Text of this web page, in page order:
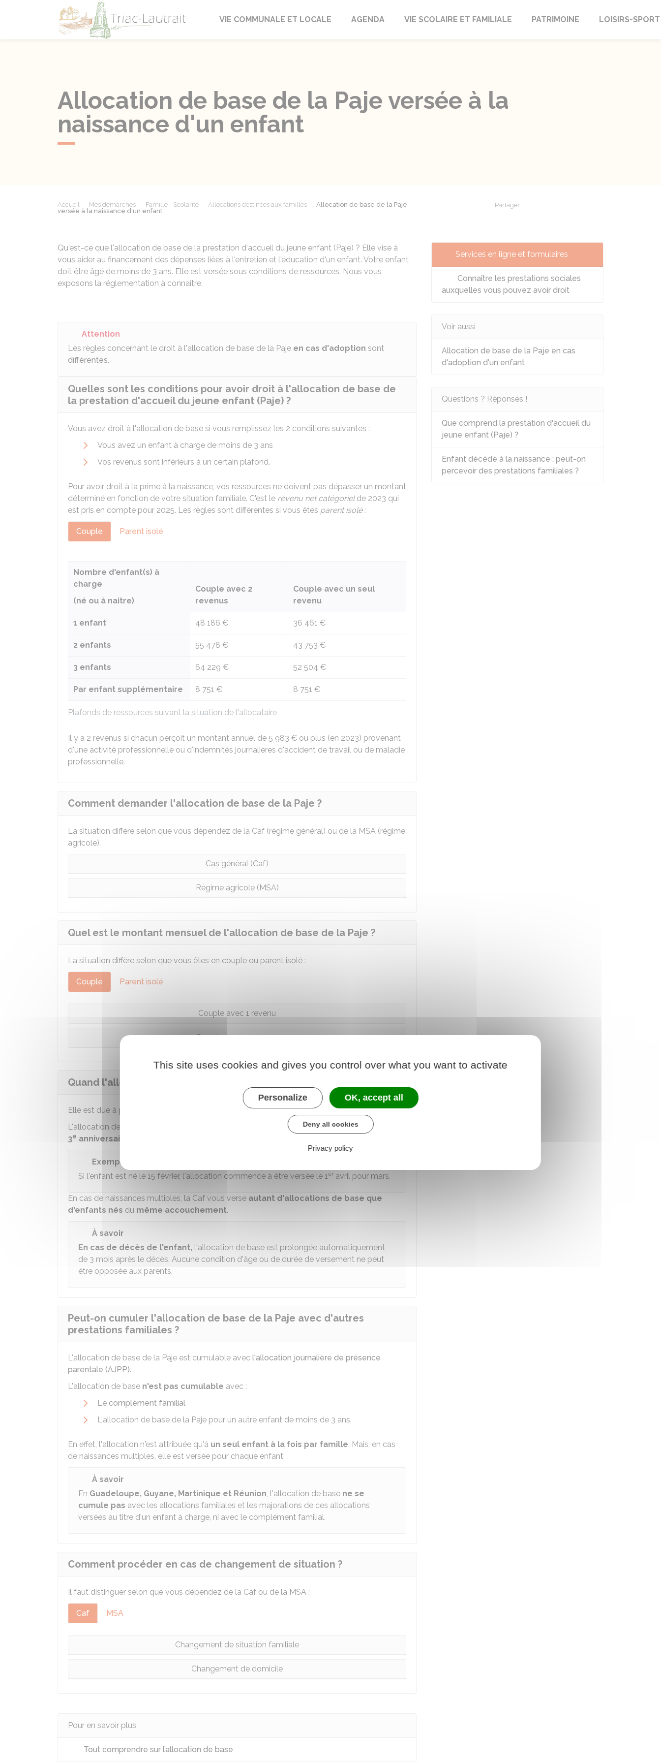
Triac-Lautrait
VIE COMMUNALE ET LOCALE AGENDA VIE SCOLAIRE ET FAMILIALE PATRIMOINE LOISIRS-SPORT
Allocation de base de la Paje versée à la
naissance d'un enfant
Accueil Mes démarches Famille - Scolarité Allocations destinées aux familles
Allocation de base de la Paje
versée à la naissance d'un enfant
Partager
Qu'est-ce que l'allocation de base de la prestation d'accueil du jeune enfant (Paje) ? Elle vise à
vous aider au financement des dépenses liées à l'entretien et l'éducation d'un enfant. Votre enfant
doit être âgé de moins de 3 ans. Elle est versée sous conditions de ressources. Nous vous
exposons la réglementation à connaître.
Attention
Les règles concernant le droit à l'allocation de base de la Paje en cas d'adoption sont
différentes.
Quelles sont les conditions pour avoir droit à l'allocation de base de
la prestation d'accueil du jeune enfant (Paje) ?
Vous avez droit à l'allocation de base si vous remplissez les 2 conditions suivantes :
Vous avez un enfant à charge de moins de 3 ans
Vos revenus sont inférieurs à un certain plafond.
Pour avoir droit à la prime à la naissance, vos ressources ne doivent pas dépasser un montant
déterminé en fonction de votre situation familiale. C'est le revenu net catégorielde 2023 qui
est pris en compte pour 2025. Les règles sont différentes si vous êtes parent isolé:
Couple Parent isolé
Plafonds de ressources suivant la situation de l'allocataire
Nombre d'enfant(s) à
charge
(né ou à naitre)
Couple avec 2
revenus
Couple avec un seul
revenu
1 enfant 48 186 € 36 461 €
2 enfants 55 478 € 43 753 €
3 enfants 64 229 € 52 504 €
Par enfant supplémentaire 8 751 € 8 751 €
Il y a 2 revenus si chacun perçoit un montant annuel de 5 983 € ou plus (en 2023) provenant
d'une activité professionnelle ou d'indemnités journalières d'accident de travail ou de maladie
professionnelle.
Comment demander l'allocation de base de la Paje ?
La situation diffère selon que vous dépendez de la Caf (régime général) ou de la MSA (régime
agricole).
Cas général (Caf)
Régime agricole (MSA)
Quel est le montant mensuel de l'allocation de base de la Paje ?
La situation diffère selon que vous êtes en couple ou parent isolé :
Couple Parent isolé
Couple avec 1 revenu
Couple avec 2 revenus
Quand l'allocation de base de la Paje est-elle versée ?
Elle est due à partir du jour du mois suivant la naissancede l'enfant.
L'allocation de base est versée tous les mois pendant
3 ans jusqu'au mois qui précède le
3e anniversaire de l'enfant.
Exemple
Si l'enfant est né le 15 février, l'allocation commence à être versée le 1er avril pour mars.
En cas de naissances multiples, la Caf vous verse autant d'allocations de base que
d'enfants nés du même accouchement.
À savoir
En cas de décès de l'enfant, l'allocation de base est prolongée automatiquement
de 3 mois après le décès. Aucune condition d'âge ou de durée de versement ne peut
être opposée aux parents.
Peut-on cumuler l'allocation de base de la Paje avec d'autres
prestations familiales ?
L'allocation de base de la Paje est cumulable avec l'allocation journalière de présence
parentale (AJPP).
L'allocation de base n'est pas cumulable avec :
Le complément familial
L'allocation de base de la Paje pour un autre enfant de moins de 3 ans.
En effet, l'allocation n'est attribuée qu'à un seul enfant à la fois par famille. Mais, en cas
de naissances multiples, elle est versée pour chaque enfant.
À savoir
En Guadeloupe, Guyane, Martinique et Réunion, l'allocation de base ne se
cumule pas avec les allocations familiales et les majorations de ces allocations
versées au titre d'un enfant à charge, ni avec le complément familial.
Comment procéder en cas de changement de situation ?
Il faut distinguer selon que vous dépendez de la Caf ou de la MSA :
Caf MSA
Changement de situation familiale
Changement de domicile
Pour en savoir plus
Tout comprendre sur l’allocation de base
Services en ligne et formulaires
Connaître les prestations sociales
auxquelles vous pouvez avoir droit
Voir aussi
Allocation de base de la Paje en cas
d'adoption d'un enfant
Questions ? Réponses !
Que comprend la prestation d'accueil du
jeune enfant (Paje) ?
Enfant décédé à la naissance : peut-on
percevoir des prestations familiales ?
This site uses cookies and gives you control over what you want to activate
Personalize OK, accept all
Deny all cookies
Privacy policy